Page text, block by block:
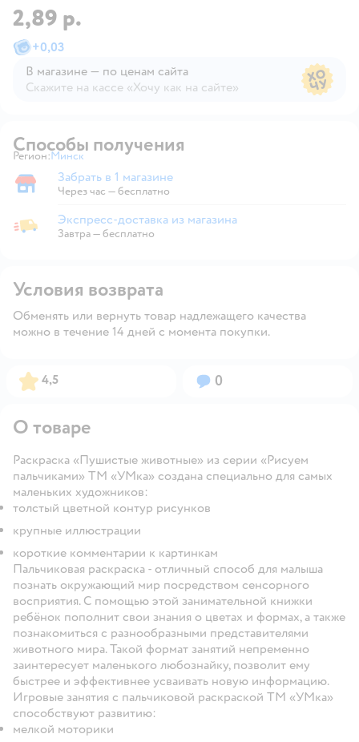
2,89 р.
+0,03
В магазине — по ценам сайта
Скажите на кассе «Хочу как на сайте»
Способы получения
Регион: Выбор адреса доставки.
Минск
Забрать в магазине
Забрать в 1 магазине
Через час — бесплатно
Экспресс-доставка из магазина
Экспресс-доставка из магазина
Завтра—бесплатно
Условия возврата
Обменять или вернуть товар надлежащего качества
можно в течение 14 дней с момента покупки.
Рейтинг:
4,5 Вопросов:
0
О товаре
Раскраска «Пушистые животные» из серии «Рисуем
пальчиками» ТМ «УМка» создана специально для самых
маленьких художников:
толстый цветной контур рисунков
крупные иллюстрации
короткие комментарии к картинкам
Пальчиковая раскраска - отличный способ для малыша
познать окружающий мир посредством сенсорного
восприятия. С помощью этой занимательной книжки
ребёнок пополнит свои знания о цветах и формах, а также
познакомиться с разнообразными представителями
животного мира. Такой формат занятий непременно
заинтересует маленького любознайку, позволит ему
быстрее и эффективнее усваивать новую информацию.
Игровые занятия с пальчиковой раскраской ТМ «УМка»
способствуют развитию:
мелкой моторики